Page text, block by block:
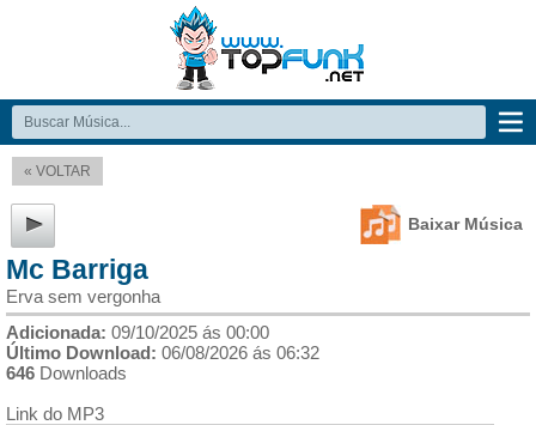
« VOLTAR
Baixar Música
Mc Barriga
Erva sem vergonha
Adicionada: 09/10/2025 ás 00:00
Último Download: 06/08/2026 ás 06:32
646 Downloads
Link do MP3